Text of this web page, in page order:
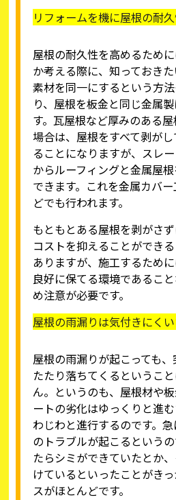
リフォームを機に屋根の耐
屋根の耐久性を高めるため
か考える際に、知っておき
素材を同一にするという方
り、屋根を板金と同じ金属
す。瓦屋根など厚みのある
場合は、屋根をすべて剥が
ることになりますが、スレ
からルーフィングと金属屋
できます。これを金属カバ
どでも行われます。
もともとある屋根を剥がさ
コストを抑えることができ
ありますが、施工するため
良好に保てる環境であるこ
め注意が必要です。
屋根の雨漏りは気付きにく
屋根の雨漏りが起こっても
たたり落ちてくるというこ
ん。というのも、屋根材や
ートの劣化はゆっくりと進
わじわと進行するのです。
のトラブルが起こるという
たらシミができていたとか
けているといったことがき
スがほとんどです。